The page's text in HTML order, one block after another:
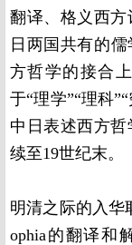
翻译、格义西
日两国共有的
方哲学的接合
于“理学”“理科
中日表述西方
续至19世纪末。
明清之际的入华
ophia的翻译和